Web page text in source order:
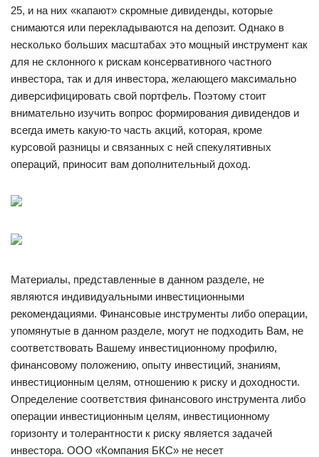
25, и на них «капают» скромные дивиденды, которые
снимаются или перекладываются на депозит. Однако в
несколько больших масштабах это мощный инструмент как
для не склонного к рискам консервативного частного
инвестора, так и для инвестора, желающего максимально
диверсифицировать свой портфель. Поэтому стоит
внимательно изучить вопрос формирования дивидендов и
всегда иметь какую-то часть акций, которая, кроме
курсовой разницы и связанных с ней спекулятивных
операций, приносит вам дополнительный доход.
Материалы, представленные в данном разделе, не
являются индивидуальными инвестиционными
рекомендациями. Финансовые инструменты либо операции,
упомянутые в данном разделе, могут не подходить Вам, не
соответствовать Вашему инвестиционному профилю,
финансовому положению, опыту инвестиций, знаниям,
инвестиционным целям, отношению к риску и доходности.
Определение соответствия финансового инструмента либо
операции инвестиционным целям, инвестиционному
горизонту и толерантности к риску является задачей
инвестора. ООО «Компания БКС» не несет